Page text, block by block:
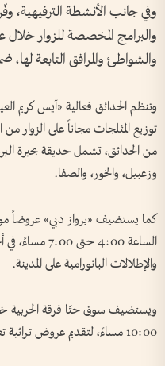
وفي جانب الأنشطة الترفيهية،
والبرامج المخصصة للزوار خلال
والشواطئ والمرافق التابعة لها،
وتنظم الحدائق فعالية «آيس كريم
من الحدائق، تشمل حديقة بحيرة
وزعبيل، والخور، والصفا.
كما يستضيف «برواز دبي» عروضاً
الساعة 4:00
والإطلالات البانورامية على المدينة.
10:00 مساءً، لتقديم عروض تراثية تعكس الموروث الثقافي.